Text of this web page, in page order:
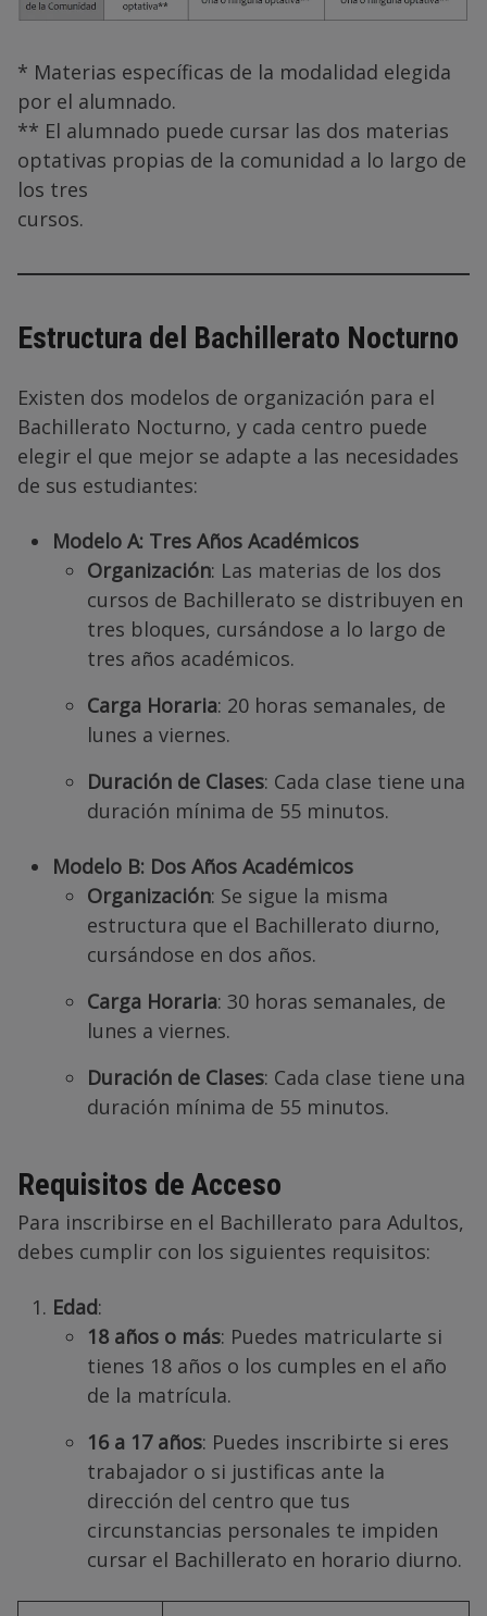
* Materias específicas de la modalidad elegida
por el alumnado.
** El alumnado puede cursar las dos materias
optativas propias de la comunidad a lo largo de
los tres
cursos.
Estructura del Bachillerato Nocturno
Existen dos modelos de organización para el
Bachillerato Nocturno, y cada centro puede
elegir el que mejor se adapte a las necesidades
de sus estudiantes:
Modelo A: Tres Años Académicos
Organización: Las materias de los dos
cursos de Bachillerato se distribuyen en
tres bloques, cursándose a lo largo de
tres años académicos.
Carga Horaria: 20 horas semanales, de
lunes a viernes.
Duración de Clases: Cada clase tiene una
duración mínima de 55 minutos.
Modelo B: Dos Años Académicos
Organización: Se sigue la misma
estructura que el Bachillerato diurno,
cursándose en dos años.
Carga Horaria: 30 horas semanales, de
lunes a viernes.
Duración de Clases: Cada clase tiene una
duración mínima de 55 minutos.
Requisitos de Acceso
Para inscribirse en el Bachillerato para Adultos,
debes cumplir con los siguientes requisitos:
Edad:
18 años o más: Puedes matricularte si
tienes 18 años o los cumples en el año
de la matrícula.
16 a 17 años: Puedes inscribirte si eres
trabajador o si justificas ante la
dirección del centro que tus
circunstancias personales te impiden
cursar el Bachillerato en horario diurno.